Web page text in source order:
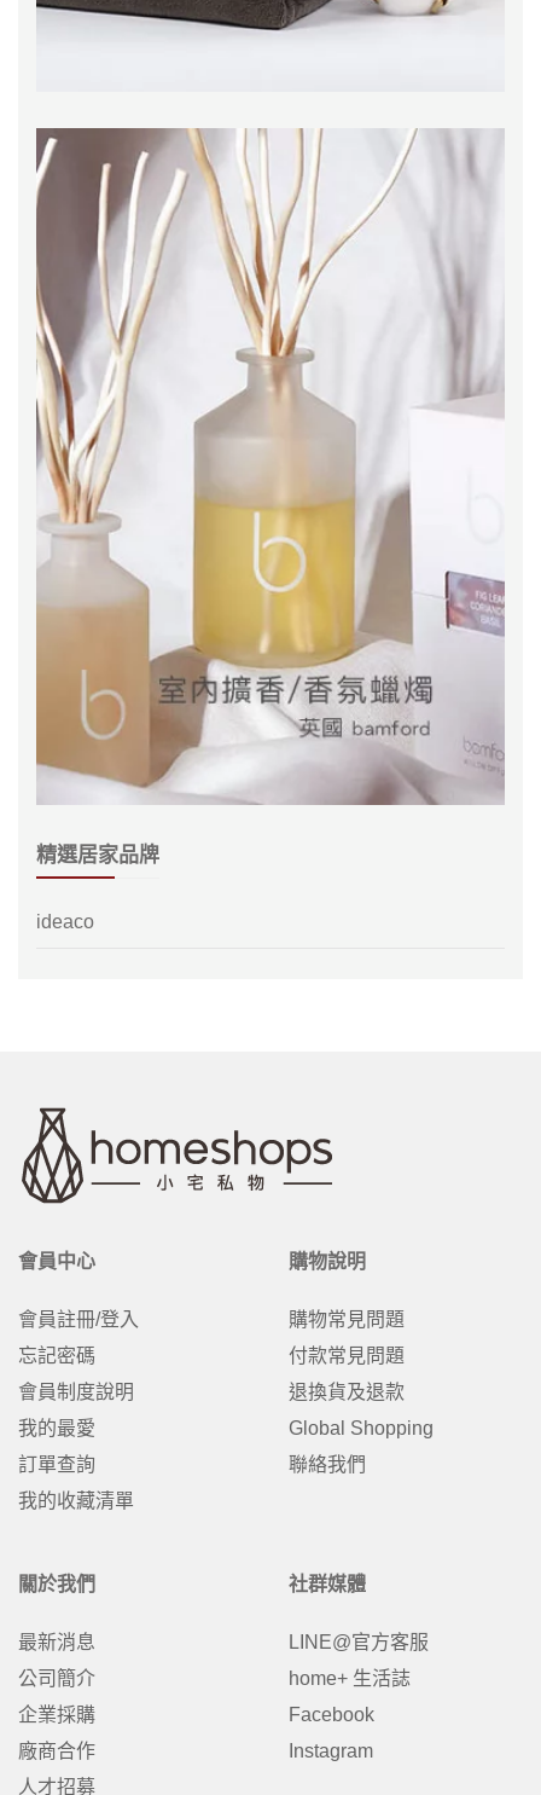
精選居家品牌
ideaco
會員中心
會員註冊/登入
忘記密碼
會員制度說明
我的最愛
訂單查詢
我的收藏清單
購物說明
購物常見問題
付款常見問題
退換貨及退款
Global Shopping
聯絡我們
關於我們
最新消息
公司簡介
企業採購
廠商合作
人才招募
社群媒體
LINE@官方客服
home+ 生活誌
Facebook
Instagram